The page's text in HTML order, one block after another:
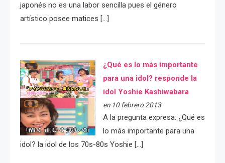
japonés no es una labor sencilla pues el género
artístico posee matices […]
¿Qué es lo más importante
para una idol? responde la
idol Yoshie Kashiwabara
en 10 febrero 2013
A la pregunta expresa: ¿Qué es
lo más importante para una
idol? la idol de los 70s-80s Yoshie […]